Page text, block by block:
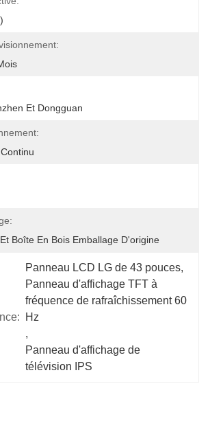
Et Dongguan
Boîte En Bois Emballage D'origine
Panneau LCD LG de 43 pouces,
Panneau d'affichage TFT à
fréquence de rafraîchissement 60
Hz
,
Panneau d'affichage de
télévision IPS